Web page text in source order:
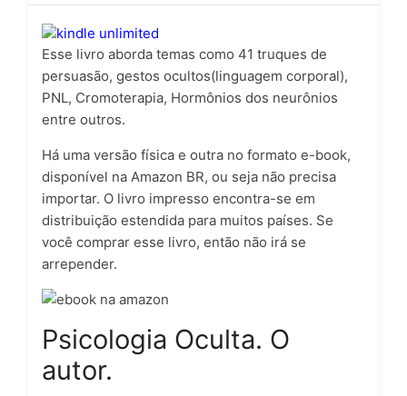
Esse livro aborda temas como 41 truques de
persuasão, gestos ocultos(linguagem corporal),
PNL, Cromoterapia, Hormônios dos neurônios
entre outros.
Há uma versão física e outra no formato e-book,
disponível na Amazon BR, ou seja não precisa
importar. O livro impresso encontra-se em
distribuição estendida para muitos países. Se
você comprar esse livro, então não irá se
arrepender.
Psicologia Oculta. O
autor.